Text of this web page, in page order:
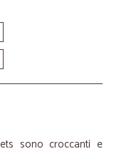
sono croccanti e